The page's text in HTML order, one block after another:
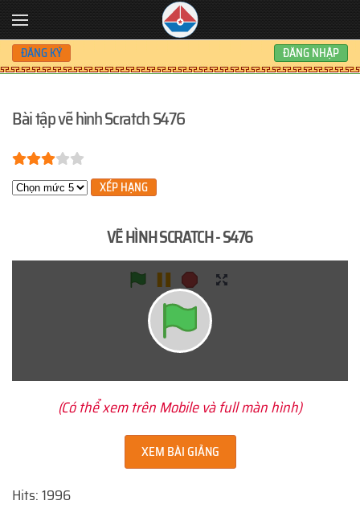
Skip to main content
ĐĂNG KÝ ĐĂNG NHẬP
Bài tập vẽ hình Scratch S476
Bạn đánh giá:
Xin hãy xếp hạng
VẼ HÌNH SCRATCH - S476
(Có thể xem trên Mobile và full màn hình)
XEM BÀI GIẢNG
Hits: 1996